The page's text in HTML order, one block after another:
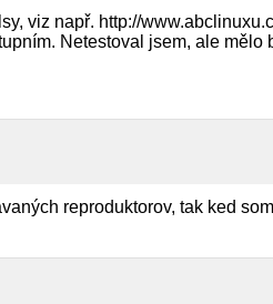
viz např. http://
Netestoval jsem, ale mělo
reproduktorov, tak ked